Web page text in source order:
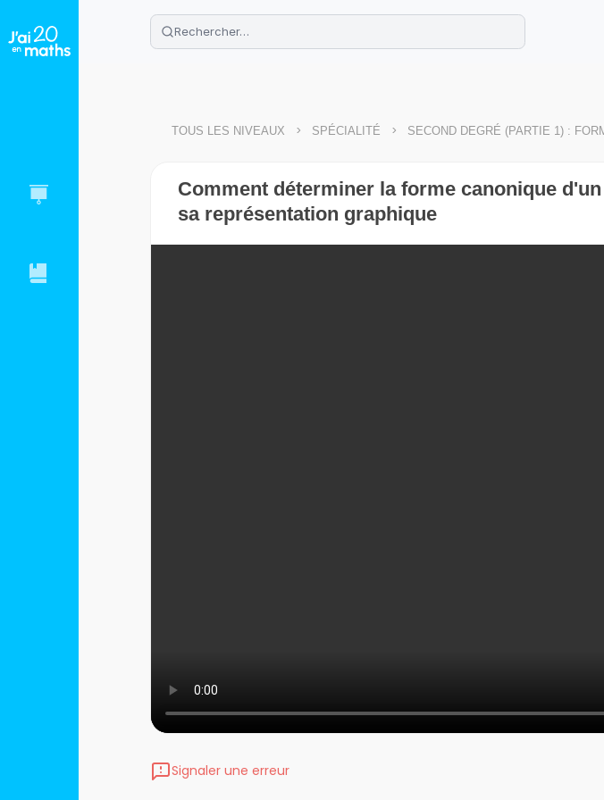
🌴Cahier de vacances offert: révise les maths cet été !
Télécharge ton PDF gratuit et progresse avec des exercices corrigés
TOUS LES NIVEAUX > SPÉCIALITÉ > SECOND DEGRÉ (PARTIE 1) :
Comment déterminer la forme canonique
sa représentation graphique
Signaler une erreur